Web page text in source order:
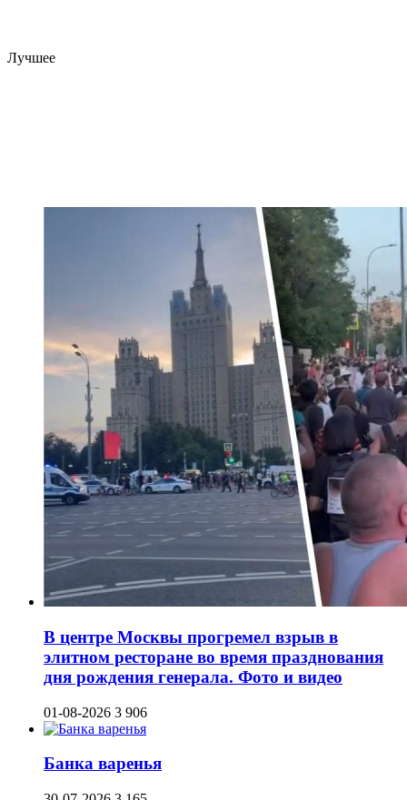
Лучшее
В центре Москвы прогремел взрыв в
элитном ресторане во время празднования
дня рождения генерала. Фото и видео
01-08-2026 3 906
Банка варенья